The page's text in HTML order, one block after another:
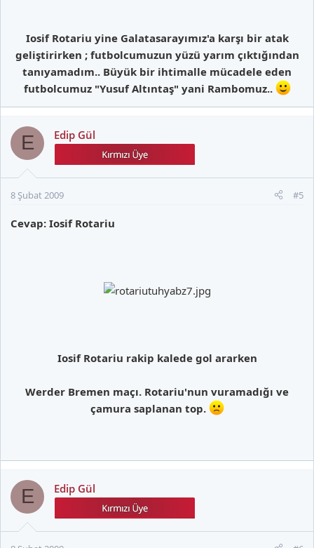
Iosif Rotariu yine Galatasarayımız'a karşı bir atak
geliştirirken ; futbolcumuzun yüzü yarım çıktığından
tanıyamadım.. Büyük bir ihtimalle mücadele eden
futbolcumuz "Yusuf Altıntaş" yani Rambomuz..
E Edip Gül
8 Şubat 2009 #5
Cevap: Iosif Rotariu
Iosif Rotariu rakip kalede gol ararken
Werder Bremen maçı. Rotariu'nun vuramadığı ve
çamura saplanan top.
E Edip Gül